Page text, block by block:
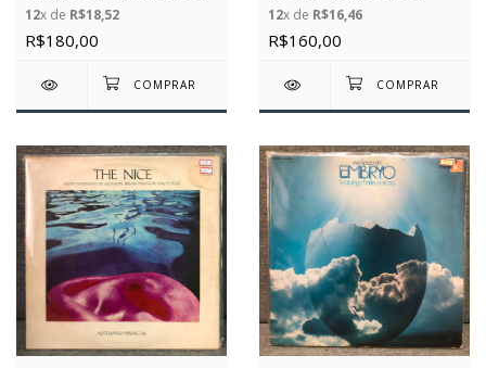
12x de R$18,52
R$180,00
12x de R$16,46
R$160,00